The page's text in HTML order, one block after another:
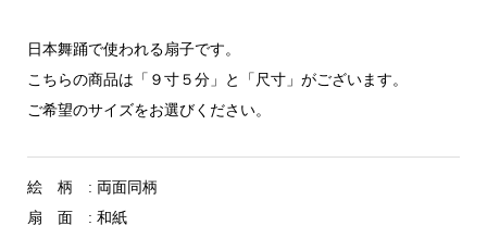
日本舞踊で使われる扇子です。
こちらの商品は「９寸５分」と「尺寸」がございます。
ご希望のサイズをお選びください。
絵 柄 : 両面同柄
扇 面 : 和紙